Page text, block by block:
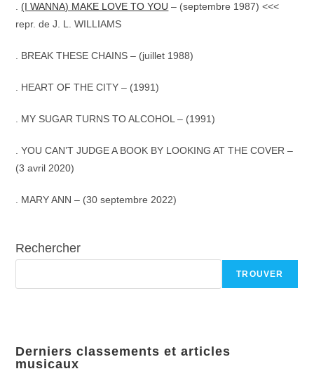
(I WANNA) MAKE LOVE TO YOU – (septembre 1987) <<<
repr. de J. L. WILLIAMS
. BREAK THESE CHAINS – (juillet 1988)
HEART OF THE CITY – (1991)
MY SUGAR TURNS TO ALCOHOL – (1991)
. YOU CAN’T JUDGE A BOOK BY LOOKING AT THE COVER –
(3 avril 2020)
. MARY ANN – (30 septembre 2022)
Rechercher
TROUVER
Derniers classements et articles
musicaux